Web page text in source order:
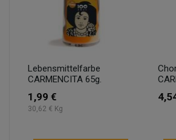
Lebensmittelfarbe
CARMENCITA 65g.
1,99 €
30,62 € Kg